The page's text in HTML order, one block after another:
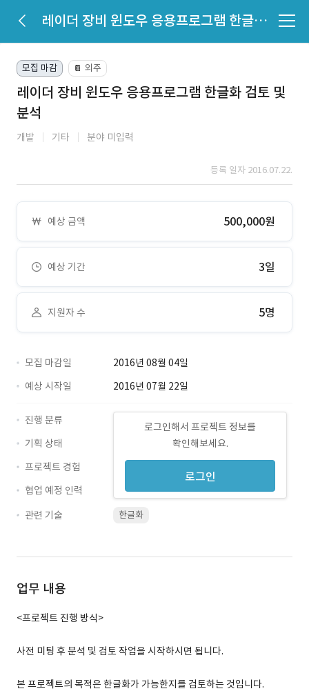
레이더 장비 윈도우 응용프로그램 한글화 검토 및 분석
모집 마감 📔 외주
레이더 장비 윈도우 응용프로그램 한글화 검토 및
분석
개발 기타 분야 미입력
등록 일자 2016.07.22.
예상 금액 500,000원
예상 기간 3일
지원자 수 5명
모집 마감일
2016년 08월 04일
예상 시작일
2016년 07월 22일
로그인해서 프로젝트 정보를
확인해보세요.
로그인
진행 분류
기획 상태
프로젝트 경험
협업 예정 인력
관련 기술
한글화
업무 내용
<프로젝트 진행 방식>
사전 미팅 후 분석 및 검토 작업을 시작하시면 됩니다.
본 프로젝트의 목적은 한글화가 가능한지를 검토하는 것입니다.